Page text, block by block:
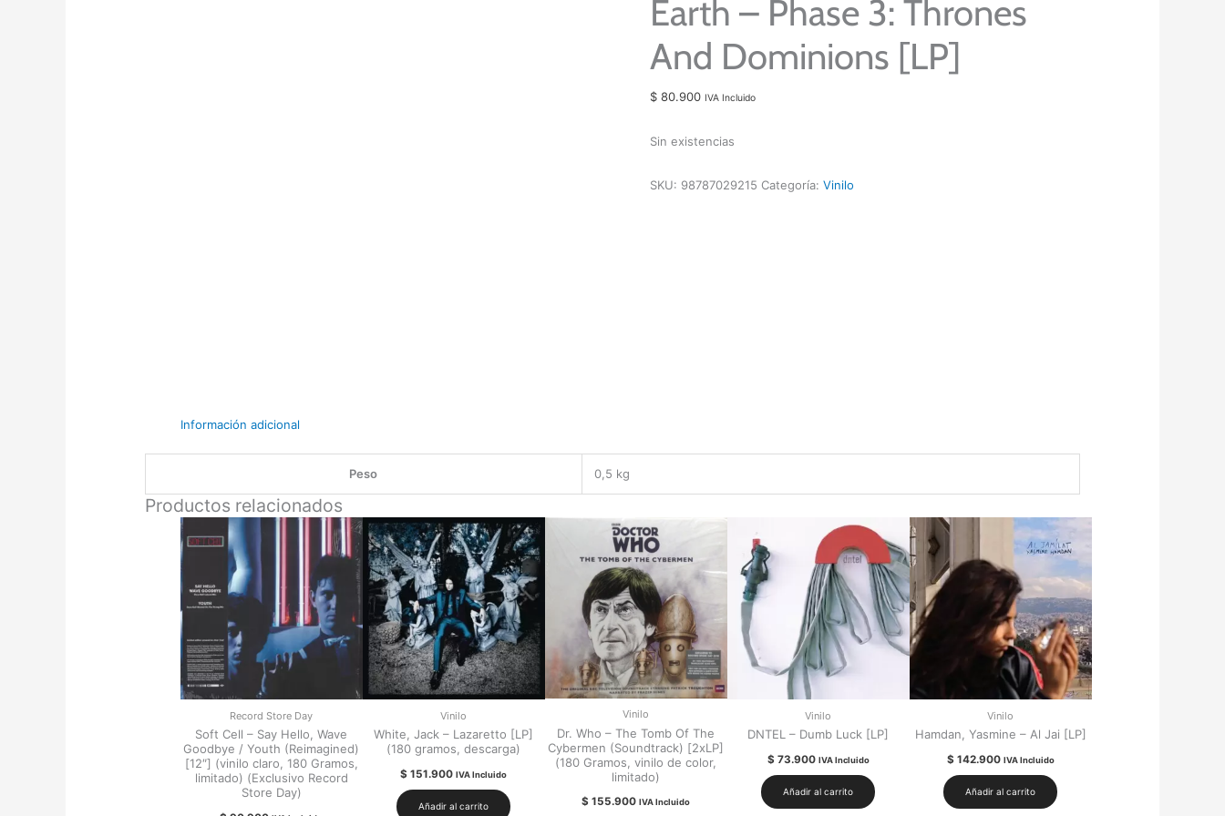
Earth – Phase 3: Thrones
And Dominions [LP]
$ 80.900 IVA Incluido
Sin existencias
SKU: 98787029215 Categoría:Vinilo
Información adicional
Peso 0,5 kg
Productos relacionados
Record Store Day
Soft Cell – Say Hello, Wave
Goodbye / Youth (Reimagined)
[12″] (vinilo claro, 180 Gramos,
limitado) (Exclusivo Record
Store Day)
Vinilo
White, Jack – Lazaretto [LP]
(180 gramos, descarga)
$ 151.900 IVA Incluido
Añadir al carrito
Vinilo
Dr. Who – The Tomb Of The
Cybermen (Soundtrack) [2xLP]
(180 Gramos, vinilo de color,
limitado)
$ 155.900 IVA Incluido
Vinilo
DNTEL – Dumb Luck [LP]
$73.900 IVA Incluido
Añadir al carrito
Vinilo
Hamdan, Yasmine – Al Jai [LP]
$142.900 IVA Incluido
Añadir al carrito